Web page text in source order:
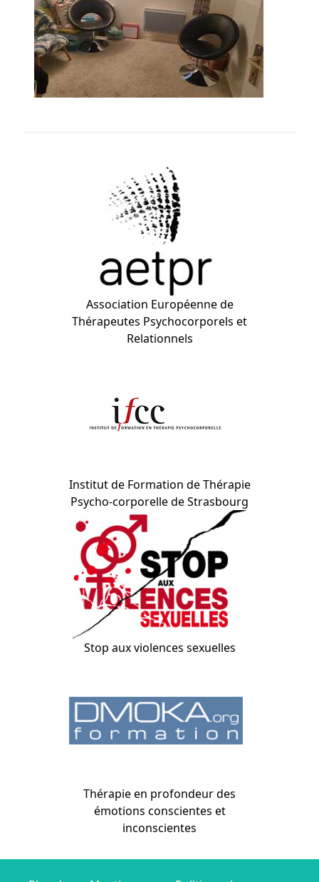
Association Européenne de
Thérapeutes Psychocorporels et
Relationnels
Institut de Formation de Thérapie
Psycho-corporelle de Strasbourg
Stop aux violences sexuelles
Thérapie en profondeur des
émotions conscientes et
inconscientes